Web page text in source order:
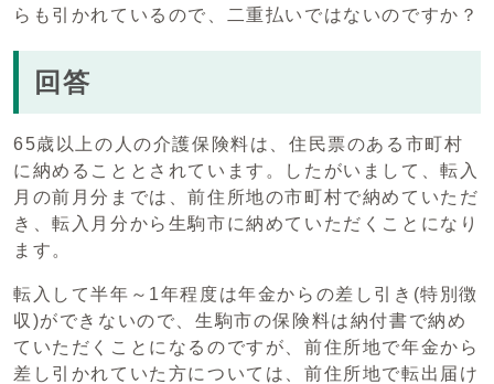
らも引かれているので、二重払いではないのですか？
回答
65歳以上の人の介護保険料は、住民票のある市町村
に納めることとされています。したがいまして、転入
月の前月分までは、前住所地の市町村で納めていただ
き、転入月分から生駒市に納めていただくことになり
ます。
転入して半年～1年程度は年金からの差し引き(特別徴
収)ができないので、生駒市の保険料は納付書で納め
ていただくことになるのですが、前住所地で年金から
差し引かれていた方については、前住所地で転出届け